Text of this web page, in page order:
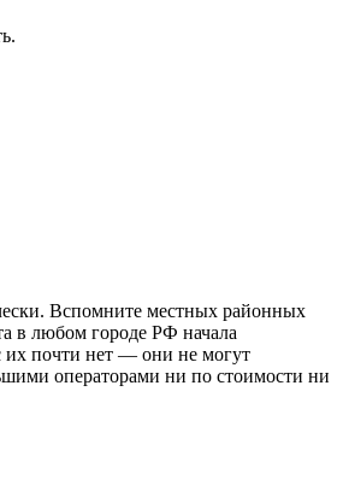
Вспомните местных районных
в любом городе РФ начала
их почти нет — они не могут
операторами ни по стоимости ни